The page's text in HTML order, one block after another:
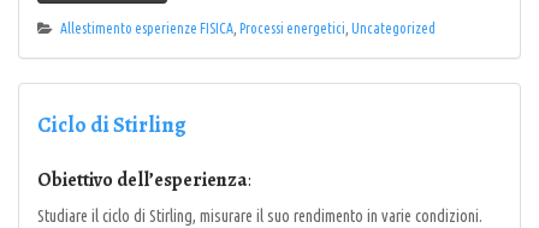
Allestimento esperienze FISICA Processi energetici Uncategorized
Ciclo di Stirling
Obiettivo dell’esperienza:
Studiare il ciclo di Stirling, misurare il suo rendimento in varie condizioni.